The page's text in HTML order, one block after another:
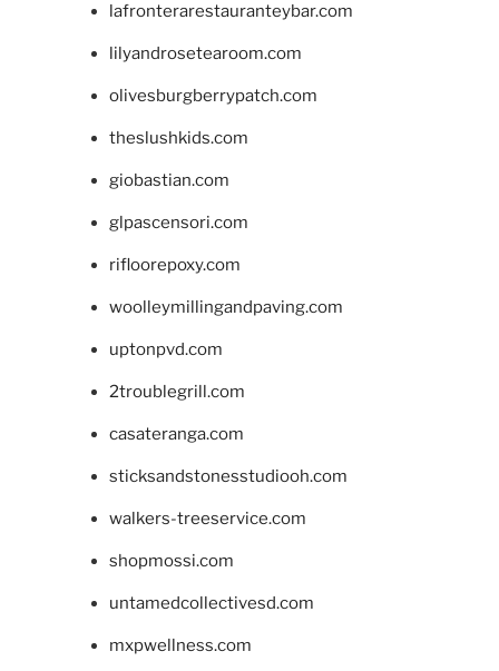
lafronterarestauranteybar.com
lilyandrosetearoom.com
olivesburgberrypatch.com
theslushkids.com
giobastian.com
glpascensori.com
rifloorepoxy.com
woolleymillingandpaving.com
uptonpvd.com
2troublegrill.com
casateranga.com
sticksandstonesstudiooh.com
walkers-treeservice.com
shopmossi.com
untamedcollectivesd.com
mxpwellness.com